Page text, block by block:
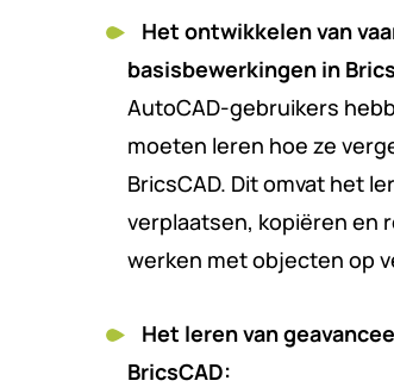
Het ontwikkelen van
basisbewerkingen in
AutoCAD-gebruikers
moeten leren hoe ze
BricsCAD. Dit omvat het
verplaatsen, kopiëren en
werken met objecten op
Het leren van
BricsCAD: